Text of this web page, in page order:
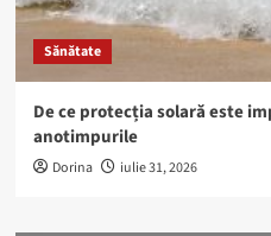
Sănătate
De ce protecția solară este
anotimpurile
Dorina iulie 31, 2026